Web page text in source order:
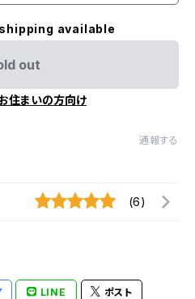
available
out
住まいの方向け
通報する
(6)
LINE ポスト